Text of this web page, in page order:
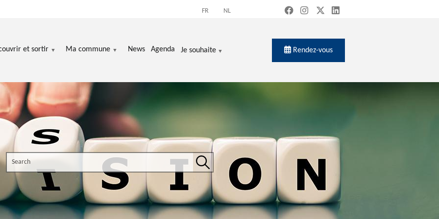
FR NL
et sortir Ma commune News Agenda Je souhaite Rendez-vous
Search the site
Search